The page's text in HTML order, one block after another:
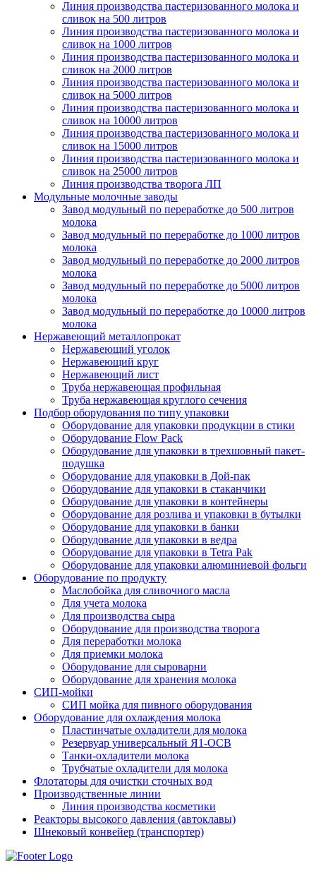
Линия производства пастеризованного молока и
сливок на 500 литров
Линия производства пастеризованного молока и
сливок на 1000 литров
Линия производства пастеризованного молока и
сливок на 2000 литров
Линия производства пастеризованного молока и
сливок на 5000 литров
Линия производства пастеризованного молока и
сливок на 10000 литров
Линия производства пастеризованного молока и
сливок на 15000 литров
Линия производства пастеризованного молока и
сливок на 25000 литров
Линия производства творога ЛП
Модульные молочные заводы
Завод модульный по переработке до 500 литров
молока
Завод модульный по переработке до 1000 литров
молока
Завод модульный по переработке до 2000 литров
молока
Завод модульный по переработке до 5000 литров
молока
Завод модульный по переработке до 10000 литров
молока
Нержавеющий металлопрокат
Нержавеющий уголок
Нержавеющий круг
Нержавеющий лист
Труба нержавеющая профильная
Труба нержавеющая круглого сечения
Подбор оборудования по типу упаковки
Оборудование для упаковки продукции в стики
Оборудование Flow Pack
Оборудование для упаковки в трехшовный пакет-
подушка
Оборудование для упаковки в Дой-пак
Оборудование для упаковки в стаканчики
Оборудование для упаковки в контейнеры
Оборудование для розлива и упаковки в бутылки
Оборудование для упаковки в банки
Оборудование для упаковки в ведра
Оборудование для упаковки в Tetra Pak
Оборудование для упаковки алюминиевой фольги
Оборудование по продукту
Маслобойка для сливочного масла
Для учета молока
Для производства сыра
Оборудование для производства творога
Для переработки молока
Для приемки молока
Оборудование для сыроварни
Оборудование для хранения молока
СИП-мойки
СИП мойка для пивного оборудования
Оборудование для охлаждения молока
Пластинчатые охладители для молока
Резервуар универсальный Я1-ОСВ
Танки-охладители молока
Трубчатые охладители для молока
Флотаторы для очистки сточных вод
Производственные линии
Линия производства косметики
Реакторы высокого давления (автоклавы)
Шнековый конвейер (транспортер)